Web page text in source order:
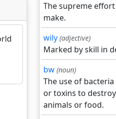
The supreme
make.
wily (adjective)
Marked by skill in
bw (noun)
The use of
or toxins to
animals or food.